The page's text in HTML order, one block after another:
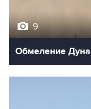
9
Обмеление